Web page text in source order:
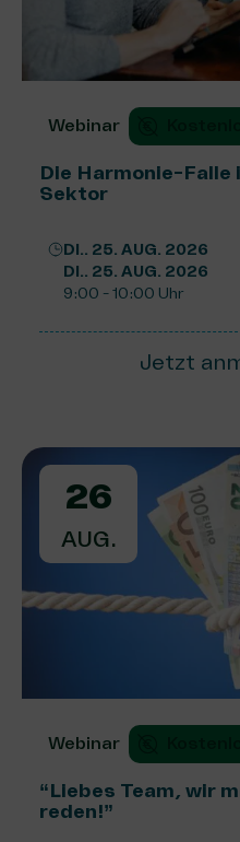
Webinar
Die Harmonie-
Sektor
DI.. 25. AUG. 2026
DI.. 25. AUG. 2026
9:00 - 10:00 Uhr
Jetzt
26
AUG.
Webinar
“Liebes Team, wir
reden!”